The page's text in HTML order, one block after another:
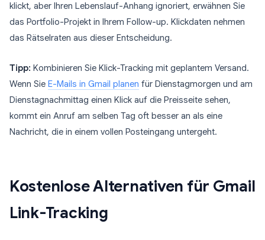
klickt, aber Ihren Lebenslauf-Anhang ignoriert, erwähnen Sie
das Portfolio-Projekt in Ihrem Follow-up. Klickdaten nehmen
das Rätselraten aus dieser Entscheidung.
Tipp: Kombinieren Sie Klick-Tracking mit geplantem Versand.
Wenn Sie E-Mails in Gmail planen für Dienstagmorgen und am
Dienstagnachmittag einen Klick auf die Preisseite sehen,
kommt ein Anruf am selben Tag oft besser an als eine
Nachricht, die in einem vollen Posteingang untergeht.
Kostenlose Alternativen für Gmail
Link-Tracking